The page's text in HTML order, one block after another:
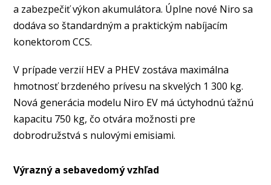
a zabezpečiť výkon akumulátora. Úplne nové Niro sa
dodáva so štandardným a praktickým nabíjacím
konektorom CCS.
V prípade verzií HEV a PHEV zostáva maximálna
hmotnosť brzdeného prívesu na skvelých 1 300 kg.
Nová generácia modelu Niro EV má úctyhodnú ťažnú
kapacitu 750 kg, čo otvára možnosti pre
dobrodružstvá s nulovými emisiami.
Výrazný a sebavedomý vzhľad